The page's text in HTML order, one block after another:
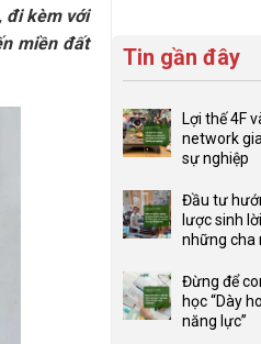
đi kèm với
miền đất
Tin gần đây
Lợi thế 4F
network
sự nghiệp
có
bình
luận
Lợi
thế
4F
Đầu tư
lược sinh
những cha
có
bình
luận
Đừng để
học “Dày
năng lực”